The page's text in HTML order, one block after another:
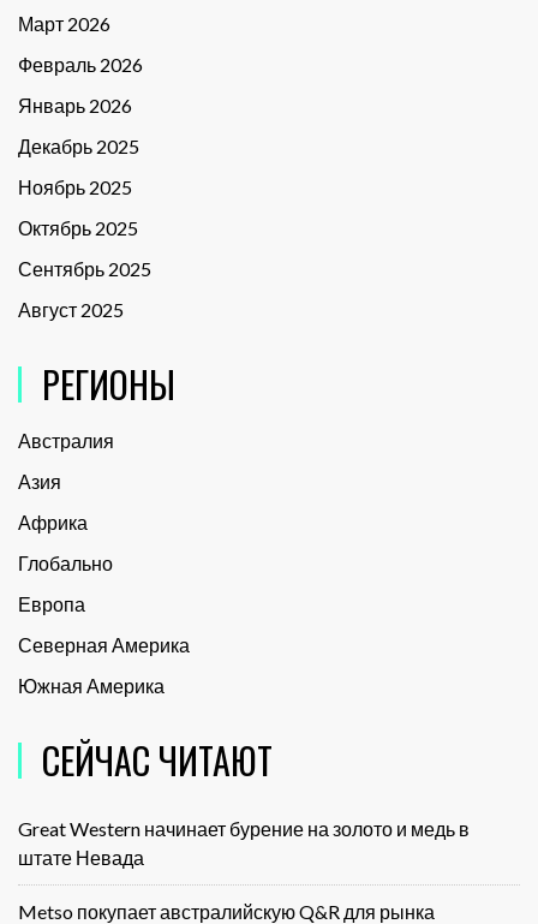
Март 2026
Февраль 2026
Январь 2026
Декабрь 2025
Ноябрь 2025
Октябрь 2025
Сентябрь 2025
Август 2025
РЕГИОНЫ
Австралия
Азия
Африка
Глобально
Европа
Северная Америка
Южная Америка
СЕЙЧАС ЧИТАЮТ
Great Western начинает бурение на золото и медь в
штате Невада
Metso покупает австралийскую Q&R для рынка